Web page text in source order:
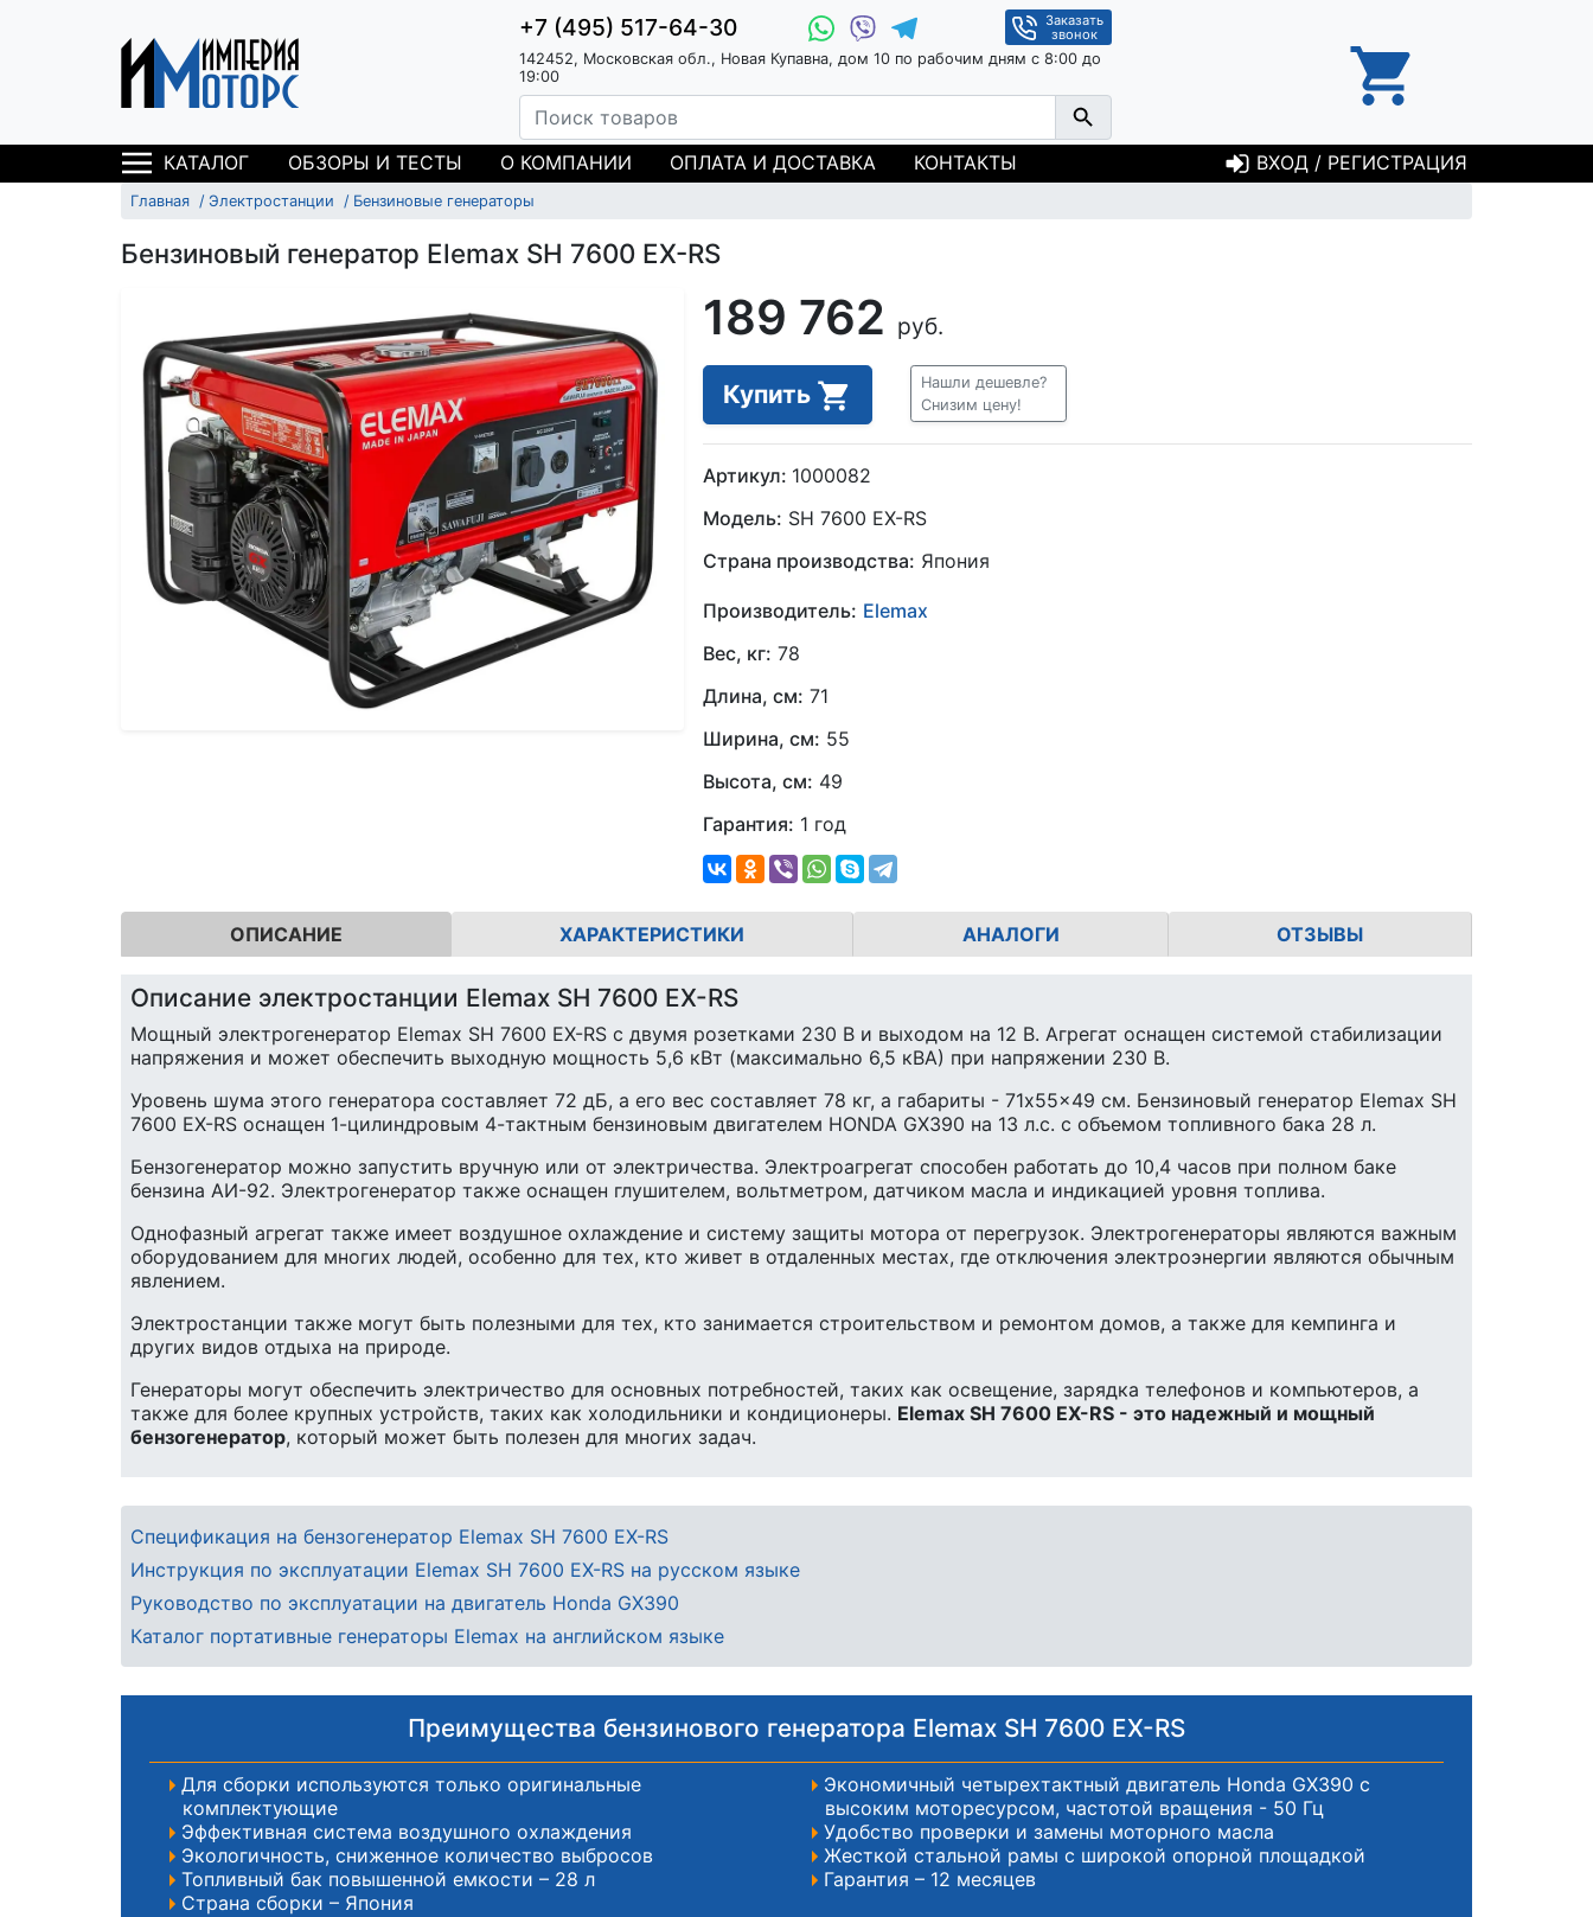
+7 (495) 517-64-30
Заказать
звонок
142452, Московская обл., Новая Купавна, дом 10 по рабочим дням с 8:00 до
19:00
КАТАЛОГ ОБЗОРЫ И ТЕСТЫ О КОМПАНИИ ОПЛАТА И ДОСТАВКА КОНТАКТЫ ВХОД / РЕГИСТРАЦИЯ
Главная Электростанции Бензиновые генераторы
Бензиновый генератор Elemax SH 7600 EX-RS
189 762 руб.
Купить
Нашли дешевле?
Снизим цену!
Артикул: 1000082
Модель: SH 7600 EX-RS
Страна производства: Япония
Производитель: Elemax
Вес, кг: 78
Длина, см: 71
Ширина, см: 55
Высота, см: 49
Гарантия: 1 год
ОПИСАНИЕ ХАРАКТЕРИСТИКИ АНАЛОГИ ОТЗЫВЫ
Описание электростанции Elemax SH 7600 EX-RS
Мощный электрогенератор Elemax SH 7600 EX-RS с двумя розетками 230 В и выходом на 12 В. Агрегат оснащен системой стабилизации
напряжения и может обеспечить выходную мощность 5,6 кВт (максимально 6,5 кВА) при напряжении 230 В.
Уровень шума этого генератора составляет 72 дБ, а его вес составляет 78 кг, а габариты - 71x55x49 см. Бензиновый генератор Elemax SH
7600 EX-RS оснащен 1-цилиндровым 4-тактным бензиновым двигателем HONDA GX390 на 13 л.с. с объемом топливного бака 28 л.
Бензогенератор можно запустить вручную или от электричества. Электроагрегат способен работать до 10,4 часов при полном баке
бензина АИ-92. Электрогенератор также оснащен глушителем, вольтметром, датчиком масла и индикацией уровня топлива.
Однофазный агрегат также имеет воздушное охлаждение и систему защиты мотора от перегрузок. Электрогенераторы являются важным
оборудованием для многих людей, особенно для тех, кто живет в отдаленных местах, где отключения электроэнергии являются обычным
явлением.
Электростанции также могут быть полезными для тех, кто занимается строительством и ремонтом домов, а также для кемпинга и
других видов отдыха на природе.
Генераторы могут обеспечить электричество для основных потребностей, таких как освещение, зарядка телефонов и компьютеров, а
также для более крупных устройств, таких как холодильники и кондиционеры. Elemax SH 7600 EX-RS - это надежный и мощный
бензогенератор, который может быть полезен для многих задач.
Спецификация на бензогенератор Elemax SH 7600 EX-RS
Инструкция по эксплуатации Elemax SH 7600 EX-RS на русском языке
Руководство по эксплуатации на двигатель Honda GX390
Каталог портативные генераторы Elemax на английском языке
Преимущества бензинового генератора Elemax SH 7600 EX-RS
Для сборки используются только оригинальные
комплектующие
Эффективная система воздушного охлаждения
Экологичность, сниженное количество выбросов
Топливный бак повышенной емкости – 28 л
Страна сборки – Япония
Экономичный четырехтактный двигатель Honda GX390 с
высоким моторесурсом, частотой вращения - 50 Гц
Удобство проверки и замены моторного масла
Жесткой стальной рамы с широкой опорной площадкой
Гарантия – 12 месяцев